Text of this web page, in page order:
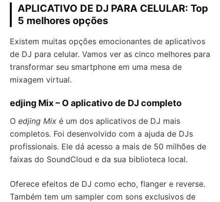
APLICATIVO DE DJ PARA CELULAR: Top
5 melhores opções
Existem muitas opções emocionantes de aplicativos
de DJ para celular. Vamos ver as cinco melhores para
transformar seu smartphone em uma mesa de
mixagem virtual.
edjing Mix – O aplicativo de DJ completo
O edjing Mix é um dos aplicativos de DJ mais
completos. Foi desenvolvido com a ajuda de DJs
profissionais. Ele dá acesso a mais de 50 milhões de
faixas do SoundCloud e da sua biblioteca local.
Oferece efeitos de DJ como echo, flanger e reverse.
Também tem um sampler com sons exclusivos de